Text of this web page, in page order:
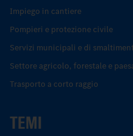
Impiego in cantiere
Pompieri e protezione civile
Servizi municipali e di
Settore agricolo, forestale e
Trasporto a corto raggio
TEMI